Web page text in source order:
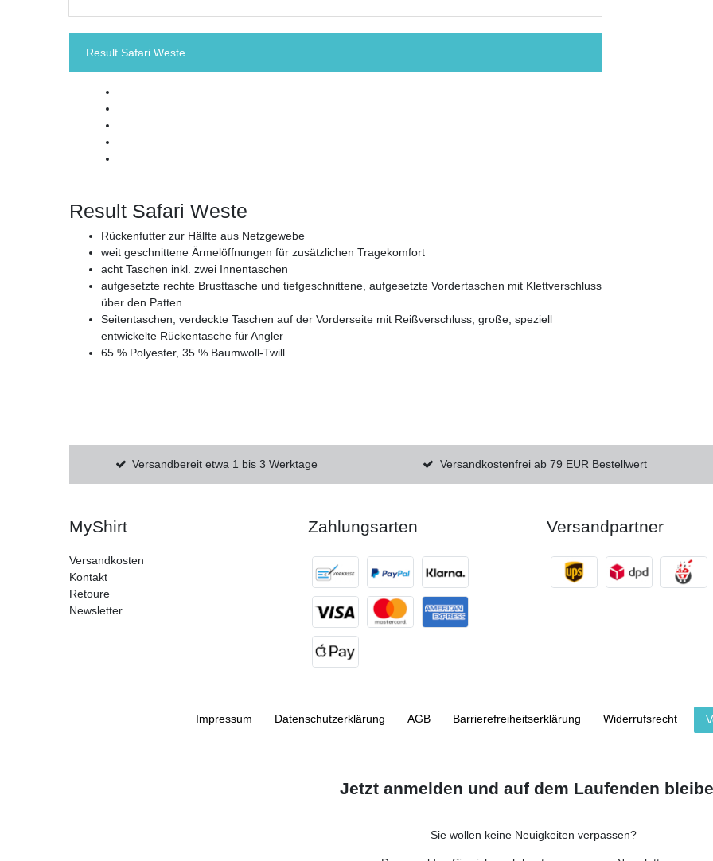
Result Safari Weste
Result Safari Weste
Rückenfutter zur Hälfte aus Netzgewebe
weit geschnittene Ärmelöffnungen für zusätzlichen Tragekomfort
acht Taschen inkl. zwei Innentaschen
aufgesetzte rechte Brusttasche und tiefgeschnittene, aufgesetzte Vordertaschen mit Klettverschluss
über den Patten
Seitentaschen, verdeckte Taschen auf der Vorderseite mit Reißverschluss, große, speziell
entwickelte Rückentasche für Angler
65 % Polyester, 35 % Baumwoll-Twill
Versandbereit etwa 1 bis 3 Werktage Versandkostenfrei ab 79 EUR Bestellwert
MyShirt
Versandkosten
Kontakt
Retoure
Newsletter
Zahlungsarten Versandpartner
Impressum Daten­schutz­erklärung AGB Barrierefreiheitserklärung Widerrufs­recht
Jetzt anmelden und auf dem Laufenden
Sie wollen keine Neuigkeiten verpassen?